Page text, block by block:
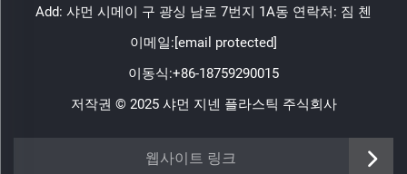
Add: 샤먼 시메이 구 광싱 남로 7번지 1A동 연락처: 짐 첸
이메일:[email protected]
이동식:+86-18759290015
저작권 © 2025 샤먼 지넨 플라스틱 주식회사
웹사이트 링크
https://www.jinenplastic.com/service